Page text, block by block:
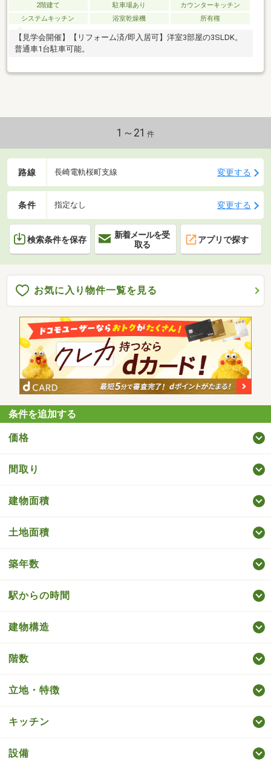
2階建て 駐車場あり
カウンターキッチン
システムキッチン
浴室乾燥機 所有権
【見学会開催】【リフォーム済/即入居可】洋室3部屋の3SLDK。
普通車1台駐車可能。
1～21 件
路線 長崎電軌桜町支線 変更する
条件 指定なし 変更する
検索条件を保存
新着メールを受
取る
アプリで探す
お気に入り物件一覧を見る
条件を追加する
価格
間取り
建物面積
土地面積
築年数
駅からの時間
建物構造
階数
立地・特徴
キッチン
設備